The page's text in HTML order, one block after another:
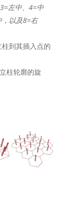
左中、4=中
以及8=右
到其插入点的
柱轮廓的旋